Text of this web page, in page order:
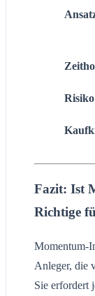
Risiko
Fazit: Ist
Richtige
Momentum-
Anleger, die
Sie erfordert